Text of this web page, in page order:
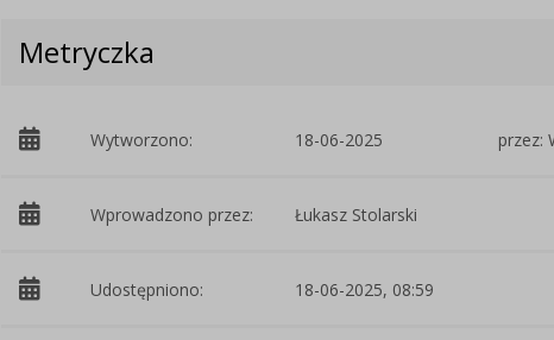
Metryczka
Wytworzono: 18-06-2025 przez:
Wprowadzono przez: Łukasz Stolarski
Udostępniono: 18-06-2025, 08:59